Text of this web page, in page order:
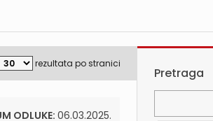
rezultata po stranici
ODLUKE:06.03.2025.
Pretraga